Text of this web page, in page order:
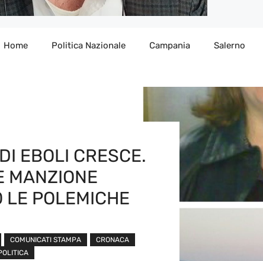
Home Politica Nazionale Campania Salerno
EBOLI CRESCE.
MANZIONE
LE POLEMICHE
COMUNICATI STAMPA
CRONACA